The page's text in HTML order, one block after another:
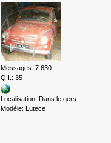
Messages: 7.630
Q.I.: 35
Localisation: Dans le gers
Modèle: Lutece